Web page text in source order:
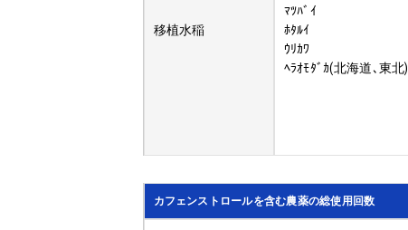
移植水稲
ﾏﾂﾊﾞｲ
ﾎﾀﾙｲ
ｳﾘｶﾜ
ﾍﾗｵﾓﾀﾞｶ(北海道､東北)
カフェンストロールを含む農薬の総使用回数